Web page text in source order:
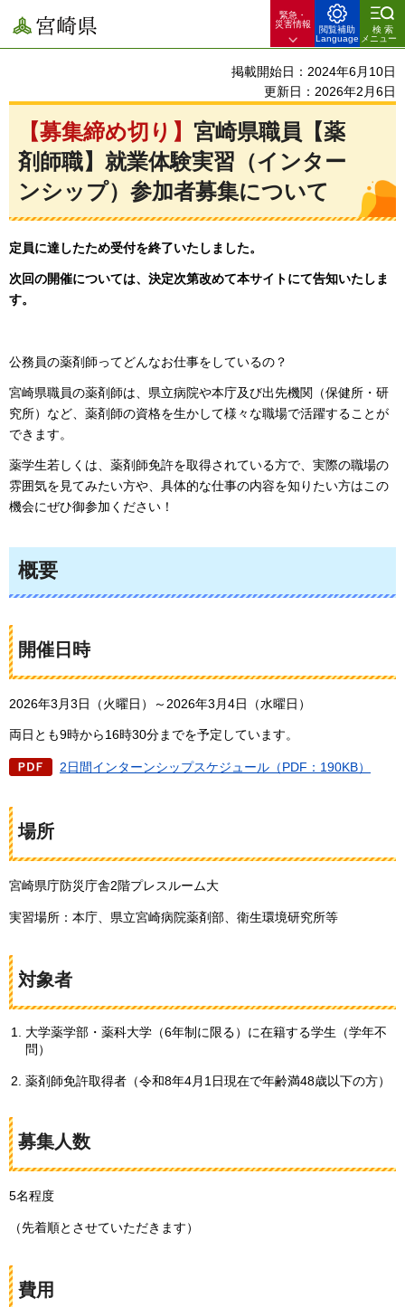
宮崎県
緊急・
災害情報
閲覧補助
Language
検索
メニュー
掲載開始日：2024年6月10日
更新日：2026年2月6日
【募集締め切り】 宮崎県職員【薬
剤師職】就業体験実習（インター
ンシップ）参加者募集について
定員に達したため受付を終了いたしました。
次回の開催については、決定次第改めて本サイトにて告知いたしま
す。
公務員の薬剤師ってどんなお仕事をしているの？
宮崎県職員の薬剤師は、県立病院や本庁及び出先機関（保健所・研
究所）など、薬剤師の資格を生かして様々な職場で活躍することが
できます。
薬学生若しくは、薬剤師免許を取得されている方で、実際の職場の
雰囲気を見てみたい方や、具体的な仕事の内容を知りたい方はこの
機会にぜひ御参加ください！
概要
開催日時
2026年3月3日（火曜日）～2026年3月4日（水曜日）
両日とも9時から16時30分までを予定しています。
2日間インターンシップスケジュール（PDF：190KB）
場所
宮崎県庁防災庁舎2階プレスルーム大
実習場所：本庁、県立宮崎病院薬剤部、衛生環境研究所等
対象者
大学薬学部・薬科大学（6年制に限る）に在籍する学生（学年不
問）
薬剤師免許取得者（令和8年4月1日現在で年齢満48歳以下の方）
募集人数
5名程度
（先着順とさせていただきます）
費用